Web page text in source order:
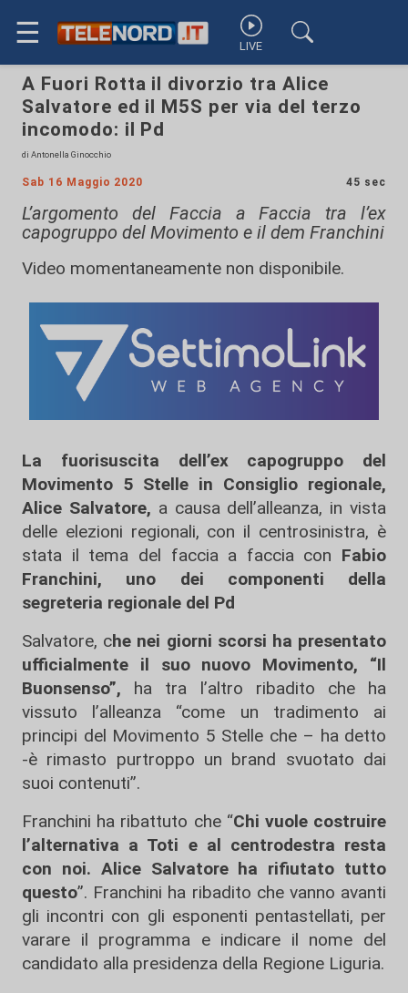
☰ LIVE
A Fuori Rotta il divorzio tra Alice
Salvatore ed il M5S per via del terzo
incomodo: il Pd
di Antonella Ginocchio
Sab 16 Maggio 2020 45 sec
L’argomento del Faccia a Faccia tra l’ex
capogruppo del Movimento e il dem Franchini
Video momentaneamente non disponibile.
La fuorisuscita dell’ex capogruppo del
Movimento 5 Stelle in Consiglio regionale,
Alice Salvatore, a causa dell’alleanza, in vista
delle elezioni regionali, con il centrosinistra, è
stata il tema del faccia a faccia con Fabio
Franchini, uno dei componenti della
segreteria regionale del Pd
Salvatore, che nei giorni scorsi ha presentato
ufficialmente il suo nuovo Movimento, “Il
Buonsenso”, ha tra l’altro ribadito che ha
vissuto l’alleanza “come un tradimento ai
principi del Movimento 5 Stelle che – ha detto
-è rimasto purtroppo un brand svuotato dai
suoi contenuti”.
Franchini ha ribattuto che “Chi vuole costruire
l’alternativa a Toti e al centrodestra resta
con noi. Alice Salvatore ha rifiutato tutto
questo”. Franchini ha ribadito che vanno avanti
gli incontri con gli esponenti pentastellati, per
varare il programma e indicare il nome del
candidato alla presidenza della Regione Liguria.